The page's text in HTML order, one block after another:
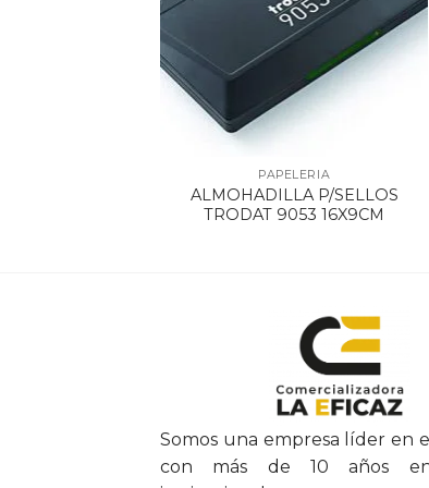
PAPELERIA
ALMOHADILLA P/SELLOS
TRODAT 9053 16X9CM
Somos una empresa líder en
con más de 10 años